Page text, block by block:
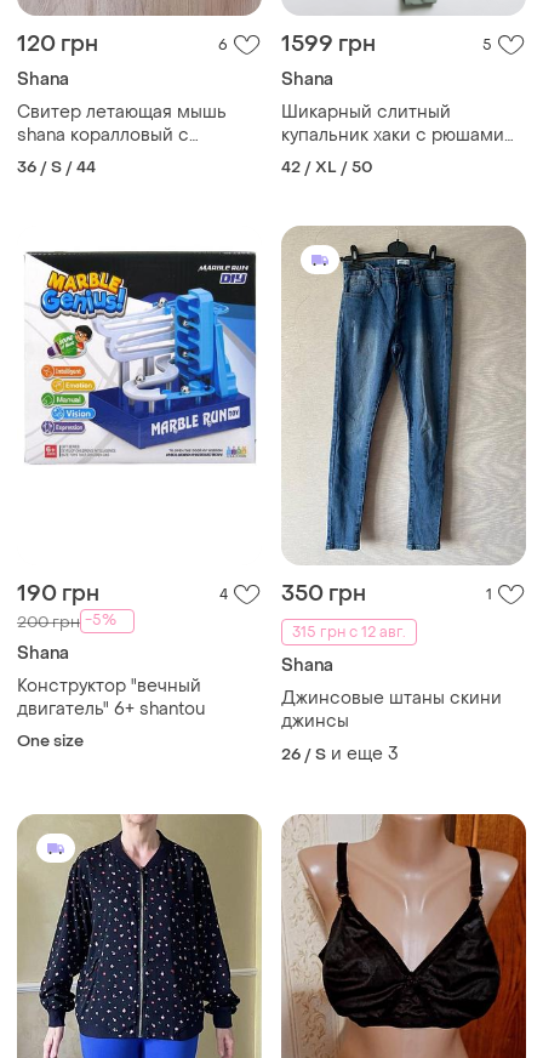
120 грн 6
Shana
Свитер летающая мышь
shana коралловый с
золотой нитью размер s
36 / S / 44
1599 грн 5
Shana
Шикарный слитный
купальник хаки с рюшами
shandian 🌹🌴🌹
42 / XL / 50
190 грн 4
200 грн -5%
Shana
Конструктор "вечный
двигатель" 6+ shantou
One size
350 грн
1
315 грн с 12 авг.
Shana
Джинсовые штаны скини
джинсы
26 / S и еще 3